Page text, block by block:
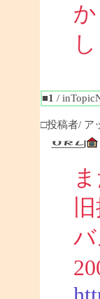
■1 /
□投稿者/ ア